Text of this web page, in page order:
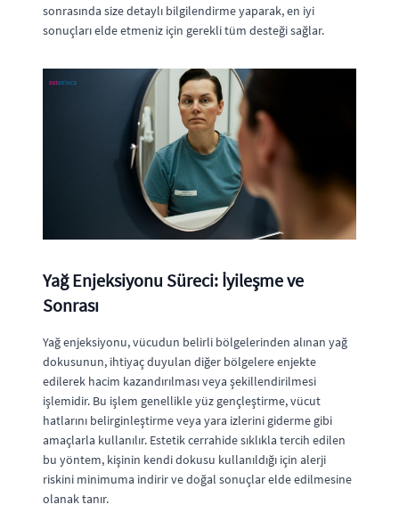
sonrasında size detaylı bilgilendirme yaparak, en iyi
sonuçları elde etmeniz için gerekli tüm desteği sağlar.
Yağ Enjeksiyonu Süreci: İyileşme ve
Sonrası
Yağ enjeksiyonu, vücudun belirli bölgelerinden alınan yağ
dokusunun, ihtiyaç duyulan diğer bölgelere enjekte
edilerek hacim kazandırılması veya şekillendirilmesi
işlemidir. Bu işlem genellikle yüz gençleştirme, vücut
hatlarını belirginleştirme veya yara izlerini giderme gibi
amaçlarla kullanılır. Estetik cerrahide sıklıkla tercih edilen
bu yöntem, kişinin kendi dokusu kullanıldığı için alerji
riskini minimuma indirir ve doğal sonuçlar elde edilmesine
olanak tanır.